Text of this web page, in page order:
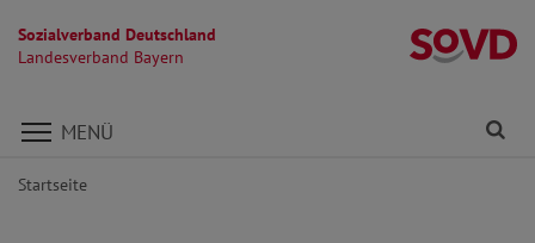
Sozialverband Deutschland
Landesverband Bayern
Direkt zu den Inhalten springen
MENÜ
Startseite